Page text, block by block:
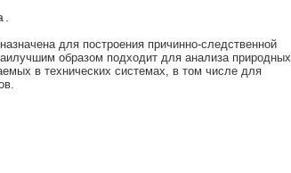
для построения причинно-следственной
образом подходит для анализа природных
в технических системах, в том числе для